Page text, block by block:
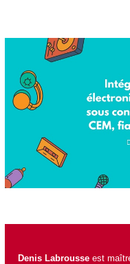
Denis Labrousseest